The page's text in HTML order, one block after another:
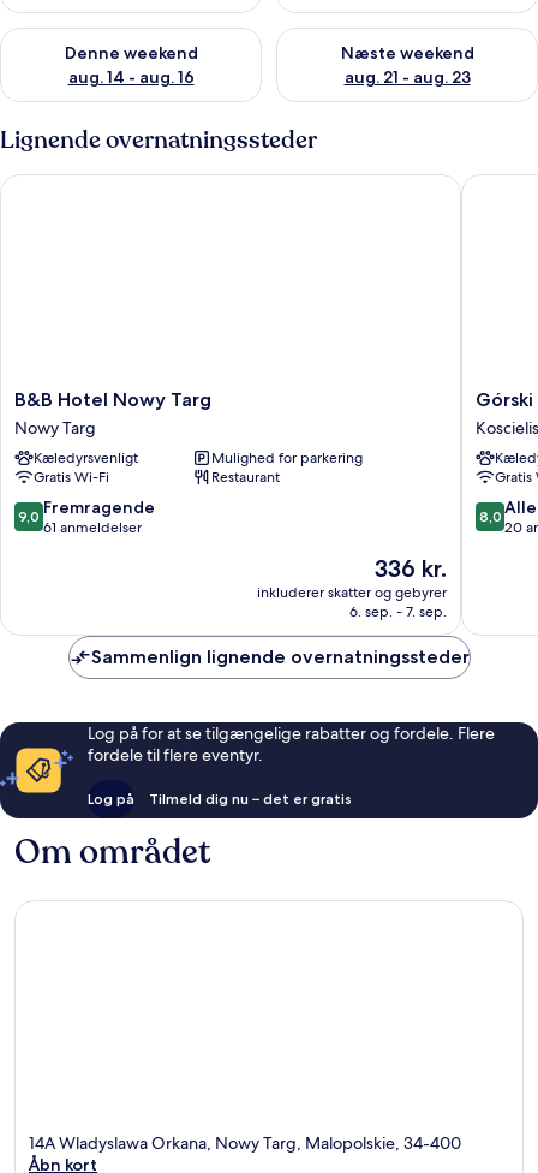
Denne weekend
aug. 14 - aug. 16
Tjek tilgængelighed for denne weekend aug. 14 - aug. 16
Næste weekend
aug. 21 - aug. 23
Tjek tilgængelighed for næste
Lignende overnatningssteder
B&B
Hotel
Nowy
Targ
Nowy
Targ
B&B Hotel Nowy Targ
Nowy Targ
Kæledyrsvenligt
Mulighed for parkering
Gratis Wi-Fi
Restaurant
9.0
ud
anmeldelser
9,0 Fremragende
61 anmeldelser
Prisen
336 kr.
336 kr.
inkluderer skatter og gebyrer
6. sep. - 7. sep.
B&B Hotel Nowy Targ
Górski
Pałacyk
Górski
Gratis
8.0
ud
8,0
20
Górski
Sammenlign lignende overnatningssteder
Log på for at se tilgængelige rabatter og fordele. Flere
fordele til flere eventyr.
Log på Tilmeld dig nu – det er gratis
Om området
14A Wladyslawa Orkana, Nowy Targ, Malopolskie, 34-400
Åbn kort